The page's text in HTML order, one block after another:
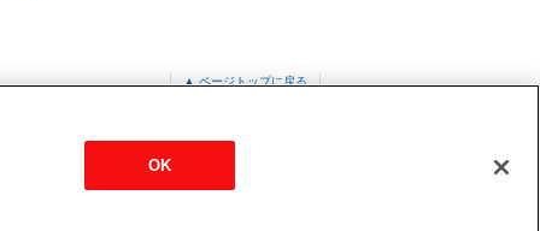
▲ ページトップに戻る
PFAV-XP560DMJ
OK